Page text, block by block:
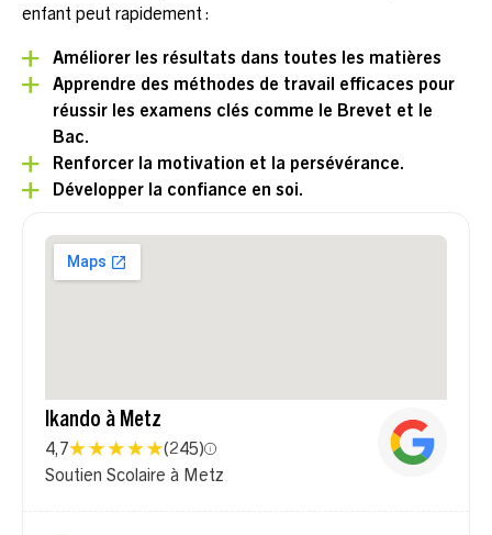
enfant peut rapidement :
Améliorer les résultats dans toutes les matières
Apprendre des méthodes de travail efficaces pour
réussir les examens clés comme le Brevet et le
Bac.
Renforcer la motivation et la persévérance.
Développer la confiance en soi.
Ikando à Metz
4,7 (245)
Soutien Scolaire à Metz